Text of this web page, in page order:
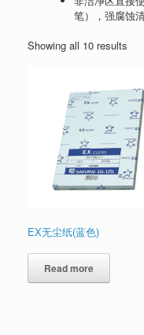
笔），强腐蚀
Showing all 10 results
EX无尘纸(蓝色)
Read more